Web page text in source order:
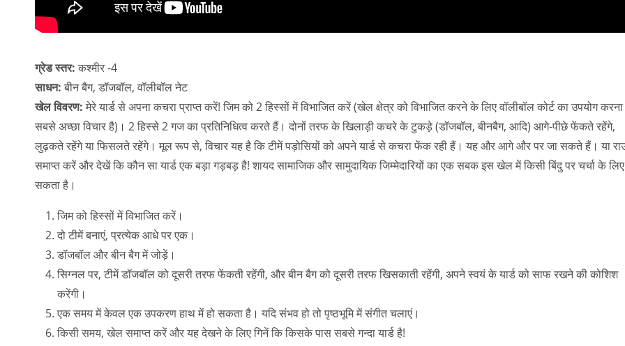
ग्रेड स्तर: कश्मीर -4
साधन: बीन बैग, डॉजबॉल, वॉलीबॉल नेट
खेल विवरण: मेरे यार्ड से अपना कचरा प्राप्त करें! जिम को 2 हिस्सों में विभाजित करें (खेल क्षेत्र को विभाजित करने के लिए वॉलीबॉल कोर्ट का उपयोग करना
सबसे अच्छा विचार है)। 2 हिस्से 2 गज का प्रतिनिधित्व करते हैं। दोनों तरफ के खिलाड़ी कचरे के टुकड़े (डॉजबॉल, बीनबैग, आदि) आगे-पीछे फेंकते रहेंगे,
लुढ़कते रहेंगे या फिसलते रहेंगे। मूल रूप से, विचार यह है कि टीमें पड़ोसियों को अपने यार्ड से कचरा फेंक रही हैं। यह और आगे और पर जा सकते हैं। या
समाप्त करें और देखें कि कौन सा यार्ड एक बड़ा गड़बड़ है! शायद सामाजिक और सामुदायिक जिम्मेदारियों का एक सबक इस खेल में किसी बिंदु पर चर्चा के
सकता है।
जिम को हिस्सों में विभाजित करें।
दो टीमें बनाएं, प्रत्येक आधे पर एक।
डॉजबॉल और बीन बैग में जोड़ें।
सिग्नल पर, टीमें डॉजबॉल को दूसरी तरफ फेंकती रहेंगी, और बीन बैग को दूसरी तरफ खिसकाती रहेंगी, अपने स्वयं के यार्ड को साफ रखने की कोशिश
करेंगी।
एक समय में केवल एक उपकरण हाथ में हो सकता है। यदि संभव हो तो पृष्ठभूमि में संगीत चलाएं।
किसी समय, खेल समाप्त करें और यह देखने के लिए गिनें कि किसके पास सबसे गन्दा यार्ड है!